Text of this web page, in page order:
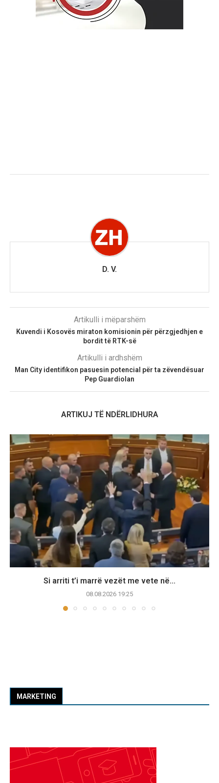
D. V.
Artikulli i mëparshëm
Kuvendi i Kosovës miraton komisionin për përzgjedhjen e
bordit të RTK-së
Artikulli i ardhshëm
Man City identifikon pasuesin potencial për ta zëvendësuar
Pep Guardiolan
ARTIKUJ TË NDËRLIDHURA
Si arriti t’i marrë vezët me vete në...
08.08.2026 19:25
MARKETING